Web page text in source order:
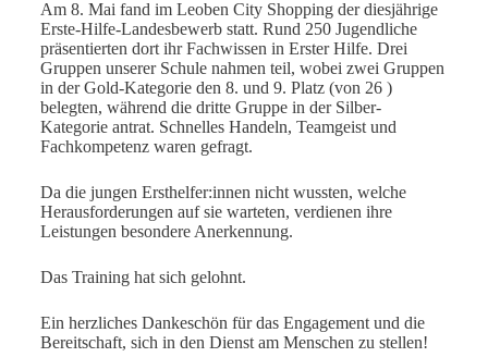
Am 8. Mai fand im Leoben City Shopping der diesjährige
Erste-Hilfe-Landesbewerb statt. Rund 250 Jugendliche
präsentierten dort ihr Fachwissen in Erster Hilfe. Drei
Gruppen unserer Schule nahmen teil, wobei zwei Gruppen
in der Gold-Kategorie den 8. und 9. Platz (von 26 )
belegten, während die dritte Gruppe in der Silber-
Kategorie antrat. Schnelles Handeln, Teamgeist und
Fachkompetenz waren gefragt.
Da die jungen Ersthelfer:innen nicht wussten, welche
Herausforderungen auf sie warteten, verdienen ihre
Leistungen besondere Anerkennung.
Das Training hat sich gelohnt.
Ein herzliches Dankeschön für das Engagement und die
Bereitschaft, sich in den Dienst am Menschen zu stellen!